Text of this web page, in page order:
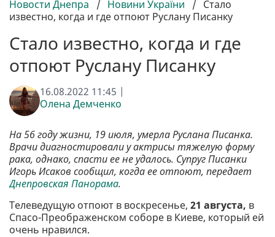
Новости Днепра / Новини України / Стало
известно, когда и где отпоют Руслану Писанку
Стало известно, когда и где
отпоют Руслану Писанку
16.08.2022 11:45 |
Олена Демченко
На 56 году жизни, 19 июля, умерла Руслана Писанка.
Врачи диагностировали у актрисы тяжелую форму
рака, однако, спасти ее не удалось. Супруг Писанки
Игорь Исаков сообщил, когда ее отпоют, передает
Днепровская Панорама.
Телеведущую отпоют в воскресенье, 21 августа, в
Спасо-Преображенском соборе в Киеве, который ей
очень нравился.